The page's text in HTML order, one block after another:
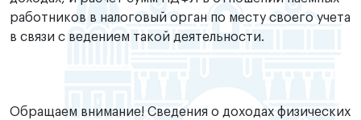
работников в налоговый орган по месту своего учета
в связи с ведением такой деятельности.
Обращаем внимание! Сведения о доходах физических